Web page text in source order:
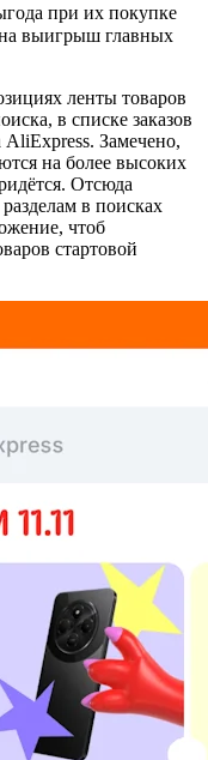
при их покупке
выигрыш главных
ленты товаров
в списке заказов
AliExpress. Замечено,
на более высоких
Отсюда
в поисках
чтоб
стартовой